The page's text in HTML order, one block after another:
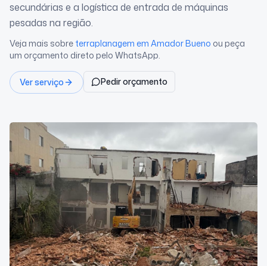
secundárias e a logística de entrada de máquinas
pesadas na região.
Veja mais sobre terraplanagem em Amador Bueno ou peça
um orçamento direto pelo WhatsApp.
Ver serviço Pedir orçamento